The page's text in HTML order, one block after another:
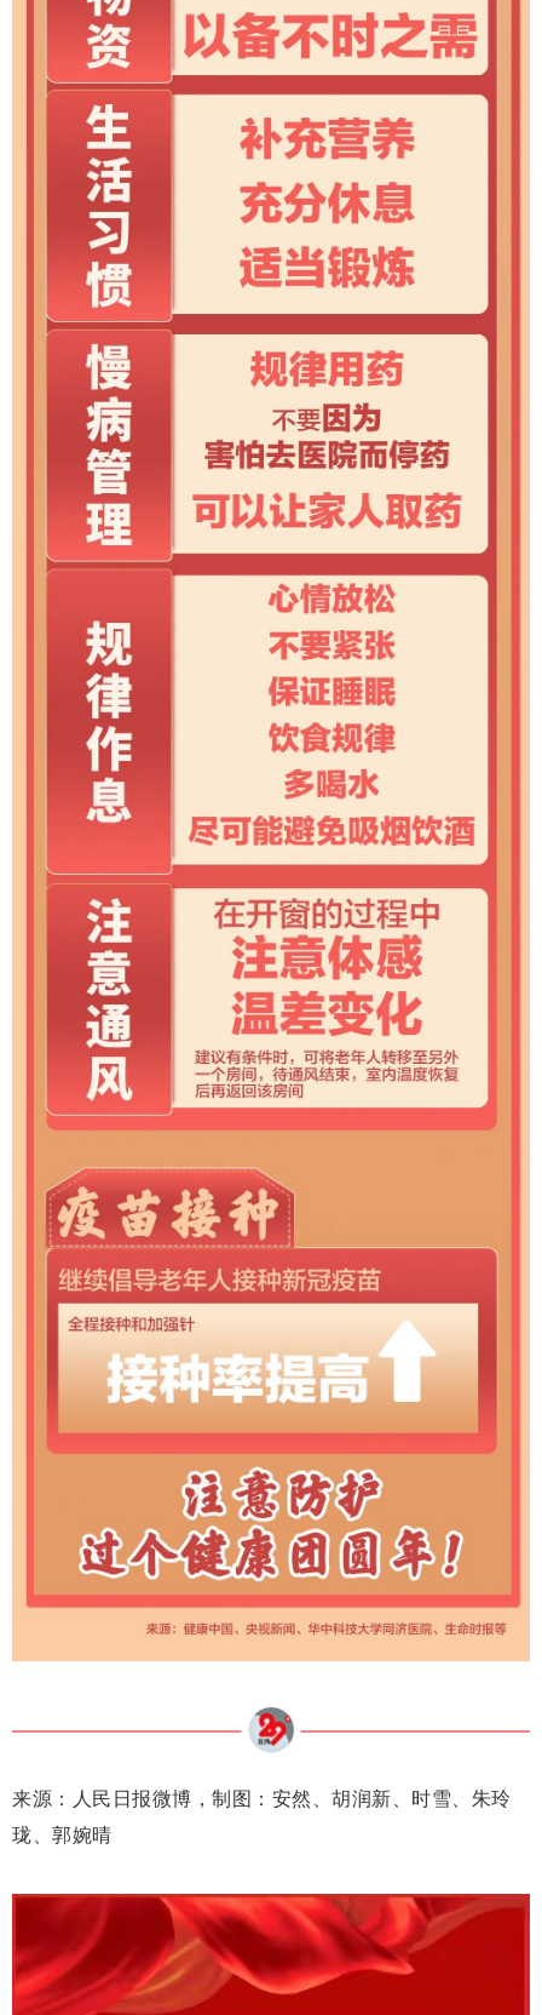
来源：人民日报微博，制图：安然、胡润新、时雪、朱玲
珑、郭婉晴